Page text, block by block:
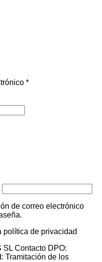
*Obligatorio
Obligatorio
de correo electrónico
política de privacidad
SL Contacto DPO:
Tramitación de los